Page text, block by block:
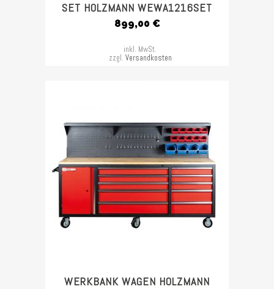
SET HOLZMANN WEWA1216SET
899,00 €
inkl. MwSt.
zzgl. Versandkosten
WERKBANK WAGEN HOLZMANN